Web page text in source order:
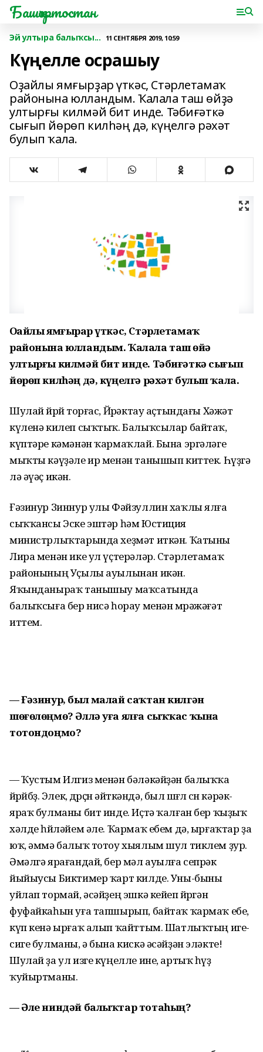
Башҡортостан
Эй ултыра балыҡсы... 11 СЕНТЯБРЯ 2019, 10:59
Күңелле осрашыу
Оҙайлы ямғырҙар үткәс, Стәрлетамаҡ
районына юлландым. Ҡалала таш өйҙә
ултырғы килмәй бит инде. Тәбиғәткә
сығып йөрөп килһәң дә, күңелгә рәхәт
булып ҡала.
Оҙайлы ямғырҙар үткәс, Стәрлетамаҡ
районына юлландым. Ҡалала таш өйҙә
ултырғы килмәй бит инде. Тәбиғәткә сығып
йөрөп килһәң дә, күңелгә рәхәт булып ҡала.
Шулай йөрөй торғас, Йөрәктау аҫтындағы Хәжәт
күленә килеп сыҡтыҡ. Балыҡсылар байтаҡ,
күптәре кәмәнән ҡармаҡлай. Бына эргәләге
мыҡты кәүҙәле ир менән танышып киттек. Һүҙгә
лә әүәҫ икән.
Ғәзинур Зиннур улы Фәйзуллин хаҡлы ялға
сыҡҡансы Эске эштәр һәм Юстиция
министрлыҡтарында хеҙмәт иткән. Ҡатыны
Лира менән ике ул үҫтерәләр. Стәрлетамаҡ
районының Уҫылы ауылынан икән.
Яҡынданыраҡ танышыу маҡсатында
балыҡсыға бер нисә һорау менән мөрәжәғәт
иттем.
— Ғәзинур, был малай саҡтан килгән
шөғөлөңмө? Әллә уға ялға сыҡҡас ҡына
тотондоңмо?
— Ҡустым Илгиз менән бәләкәйҙән балыҡҡа
йөрөйбөҙ. Элек, дөрөҫөн әйткәндә, был шөғөл өсөн кәрәк-
яраҡ булманы бит инде. Иҫтә ҡалған бер ҡыҙыҡ
хәлде һөйләйем әле. Ҡармаҡ ебем дә, ырғаҡтар ҙа
юҡ, әммә балыҡ тотоу хыялым шул тиклем ҙур.
Әмәлгә ярағандай, бер мәл ауылға сепрәк
йыйыусы Биктимер ҡарт килде. Уны-быны
уйлап тормай, әсәйҙең эшкә кейеп йөрөгән
фуфайкаһын уға тапшырып, байтаҡ ҡармаҡ ебе,
күп кенә ырғаҡ алып ҡайттым. Шатлыҡтың иге-
сиге булманы, ә бына кискә әсәйҙән эләкте!
Шулай ҙа ул изге күңелле ине, артыҡ һүҙ
ҡуйыртманы.
— Әле ниндәй балыҡтар тотаһың?